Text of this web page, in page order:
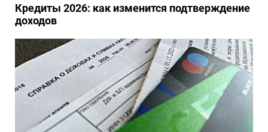
Кредиты 2026: как изменится подтверждение
доходов